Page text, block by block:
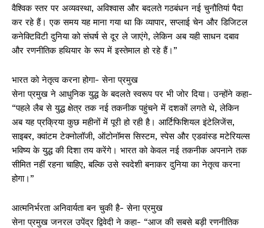
वैश्विक स्तर पर अव्यवस्था, अविश्वास और बदलते गठबंधन नई चुनौतियां पैदा
कर रहे हैं। एक समय यह माना गया था कि व्यापार, सप्लाई चेन और डिजिटल
कनेक्टिविटी दुनिया को संघर्ष से दूर ले जाएंगे, लेकिन अब यही साधन दबाव
और रणनीतिक हथियार के रूप में इस्तेमाल हो रहे हैं।”
भारत को नेतृत्व करना होगा- सेना प्रमुख
सेना प्रमुख ने आधुनिक युद्ध के बदलते स्वरूप पर भी जोर दिया। उन्होंने कहा-
“पहले लैब से युद्ध क्षेत्र तक नई तकनीक पहुंचने में दशकों लगते थे, लेकिन
अब यह प्रक्रिया कुछ महीनों में पूरी हो रही है। आर्टिफिशियल इंटेलिजेंस,
साइबर, क्वांटम टेक्नोलॉजी, ऑटोनॉमस सिस्टम, स्पेस और एडवांस्ड मटेरियल्स
भविष्य के युद्ध की दिशा तय करेंगे। भारत को केवल नई तकनीक अपनाने तक
सीमित नहीं रहना चाहिए, बल्कि उसे स्वदेशी बनाकर दुनिया का नेतृत्व करना
होगा।”
आत्मनिर्भरता अनिवार्यता बन चुकी है- सेना प्रमुख
सेना प्रमुख जनरल उपेंद्र द्विवेदी ने कहा- “आज की सबसे बड़ी रणनीतिक